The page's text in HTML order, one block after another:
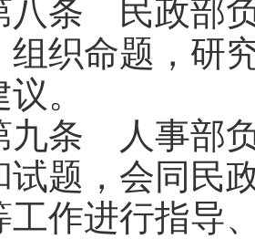
民政部负
组织命题，研
。
人事部负
试题，会同民
工作进行指导